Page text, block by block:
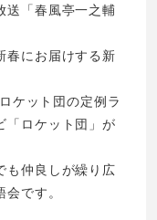
送「春風亭一之輔
春にお届けする新
ケット団の定例ラ
「ロケット団」が
も仲良しが繰り広
です。